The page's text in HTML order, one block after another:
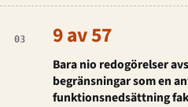
03 9 av 57
Bara nio redogörelser
begränsningar som en
funktionsnedsättning